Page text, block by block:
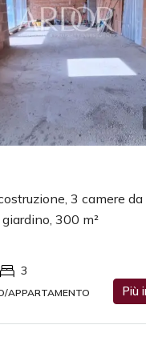
3 camere
300 m²
3
APPARTAMENTO Più